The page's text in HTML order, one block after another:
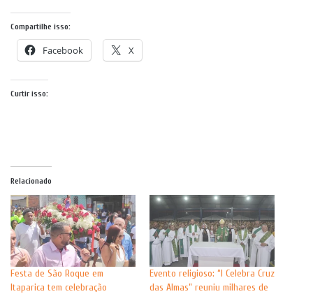
Compartilhe isso:
Facebook X
Curtir isso:
Relacionado
Festa de São Roque em
Itaparica tem celebração
Evento religioso: “I Celebra Cruz
das Almas” reuniu milhares de